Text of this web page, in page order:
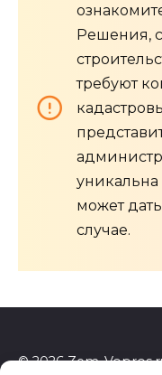
Решения,
требуют
может
случае.
© 2026 Zem-